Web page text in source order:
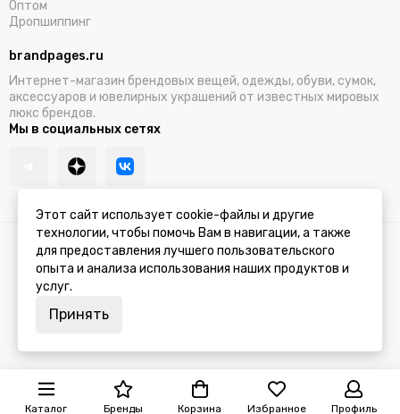
Оптом
Дропшиппинг
brandpages.ru
Интернет-магазин брендовых вещей, одежды, обуви, сумок,
аксессуаров и ювелирных украшений от известных мировых
люкс брендов.
Мы в социальных сетях
2026 © BRANDPAGES.Карта сайта
Каталог Бренды Корзина Избранное Профиль
Этот сайт использует cookie-файлы и другие
технологии, чтобы помочь Вам в навигации, а также
для предоставления лучшего пользовательского
опыта и анализа использования наших продуктов и
услуг.
Принять